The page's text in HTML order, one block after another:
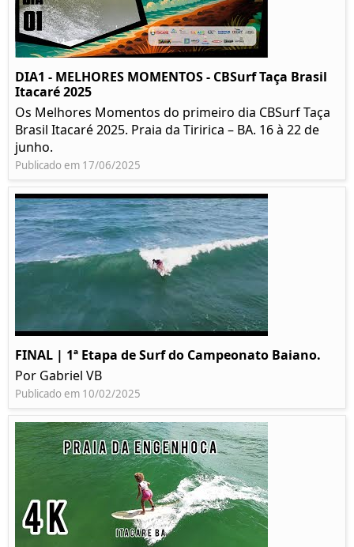
DIA1 - MELHORES MOMENTOS - CBSurf Taça Brasil
Itacaré 2025
Os Melhores Momentos do primeiro dia CBSurf Taça
Brasil Itacaré 2025. Praia da Tiririca – BA. 16 à 22 de
junho.
Publicado em 17/06/2025
FINAL | 1ª Etapa de Surf do Campeonato Baiano.
Por Gabriel VB
Publicado em 10/02/2025